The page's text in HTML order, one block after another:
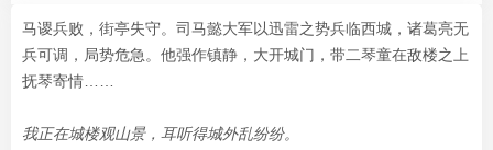
马谡兵败，街亭失守。司马懿大军以迅雷之势兵临西城，诸葛亮无
兵可调，局势危急。他强作镇静，大开城门，带二琴童在敌楼之上
抚琴寄情……
我正在城楼观山景，耳听得城外乱纷纷。